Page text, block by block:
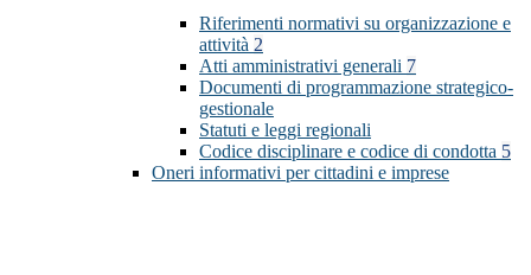
Riferimenti normativi su organizzazione e
attività 2
Atti amministrativi generali 7
Documenti di programmazione strategico-
gestionale
Statuti e leggi regionali
Codice disciplinare e codice di condotta 5
Oneri informativi per cittadini e imprese